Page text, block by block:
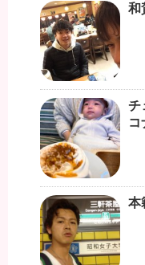
和
チ
コ
本